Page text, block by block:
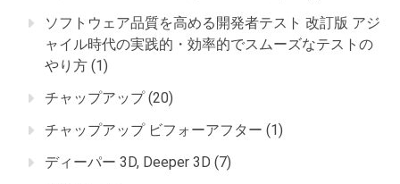
ソフトウェア品質を高める開発者テスト 改訂版 アジ
ャイル時代の実践的・効率的でスムーズなテストの
やり方 (1)
チャップアップ(20)
チャップアップ ビフォーアフター (1)
ディーパー 3D, Deeper 3D (7)